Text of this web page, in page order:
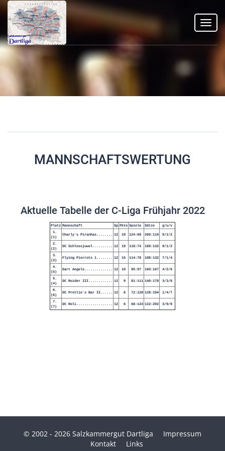
MANNSCHAFTSWERTUNG
Aktuelle Tabelle der C-Liga Frühjahr 2022
Platz Mannschaft Sp Pkte Spiele Sätze
g/u/v
1.
(1)
Charly`s Piranhas........ 12 19 124:68 200:119 9/1/2
2.
(2)
DC Schlossjuwel.......... 12 19 118:74 186:132 9/1/2
3.
(3)
Flying Pierrots 1........ 12 15 114:78 188:132 7/1/4
4.
(5)
Dart Angels.............. 12 10 95:97 160:167 4/2/6
5.
(4)
DC Roider III............ 12 9 81:111 140:178 3/3/6
6.
(6)
DC Prettie`s Bar II...... 12 6 72:120 128:194 1/4/7
7.
(7)
DC Roli.................. 12 6 68:124 122:202 3/0/9
© 2002 - 2026 Salzkammergut Dartliga Impressum
Kontakt
Links